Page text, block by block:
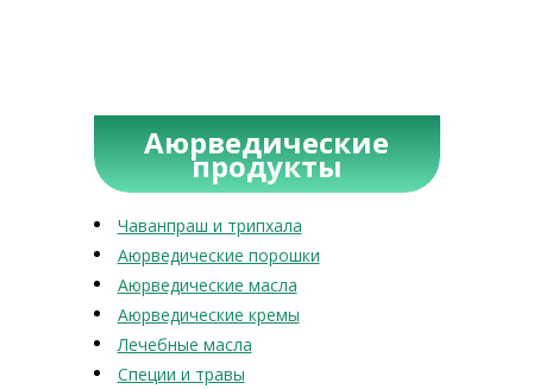
Аюрведические
продукты
Чаванпраш и трипхала
Аюрведические порошки
Аюрведические масла
Аюрведические кремы
Лечебные масла
Специи и травы